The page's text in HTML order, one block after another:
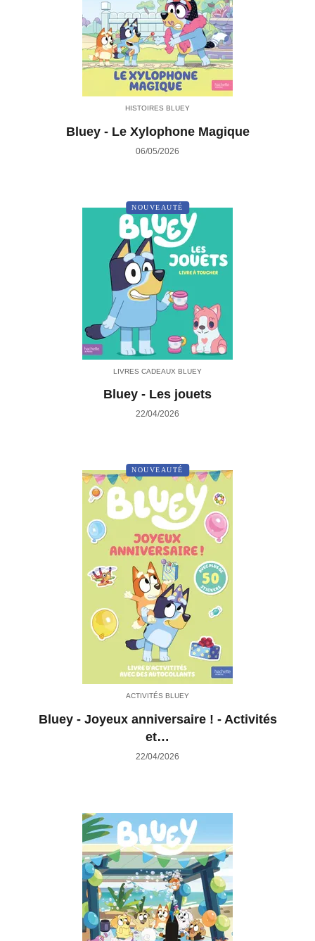
HISTOIRES BLUEY
Bluey - Le Xylophone Magique
06/05/2026
NOUVEAUTÉ
LIVRES CADEAUX BLUEY
Bluey - Les jouets
22/04/2026
NOUVEAUTÉ
ACTIVITÉS BLUEY
Bluey - Joyeux anniversaire ! - Activités
et…
22/04/2026